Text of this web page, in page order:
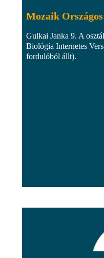
Mozaik
Gulkai Janka 9. A
Biológia Internetes
fordulóból állt).